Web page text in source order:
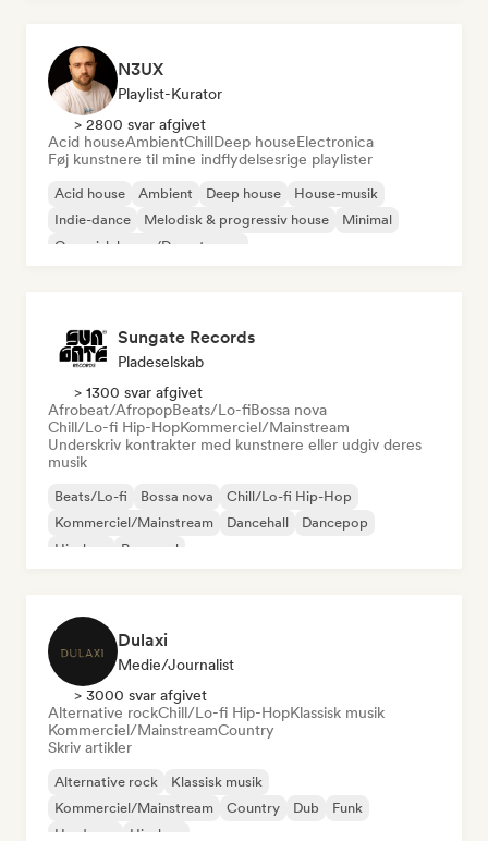
N3UX
Playlist-Kurator
> 2800 svar afgivet
Acid houseAmbientChillDeep houseElectronica
Føj kunstnere til mine indflydelsesrige playlister
Acid house Ambient Deep house
House-musik
Indie-dance
Melodisk & progressiv house
Minimal
Organisk house/Downtempo
Sungate Records
Pladeselskab
> 1300 svar afgivet
Afrobeat/AfropopBeats/Lo-fiBossa nova
Chill/Lo-fi Hip-HopKommerciel/Mainstream
Underskriv kontrakter med kunstnere eller udgiv deres
musik
Beats/Lo-fi Bossa nova
Chill/Lo-fi Hip-Hop
Kommerciel/Mainstream
Dancehall
Dancepop
Hip-hop
Pop-soul
Dulaxi
Medie/journalist
> 3000 svar afgivet
Alternative rockChill/Lo-fi Hip-HopKlassisk musik
Kommerciel/MainstreamCountry
Skriv artikler
Alternative rock
Klassisk musik
Kommerciel/Mainstream
Country Dub
Funk
Hardcore
Hip-hop